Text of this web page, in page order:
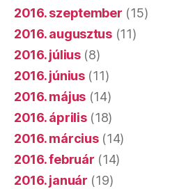
2016. szeptember (15)
2016. augusztus(11)
2016. július(8)
2016. június(11)
2016. május (14)
2016. április(18)
2016. március(14)
2016. február (14)
2016. január (19)